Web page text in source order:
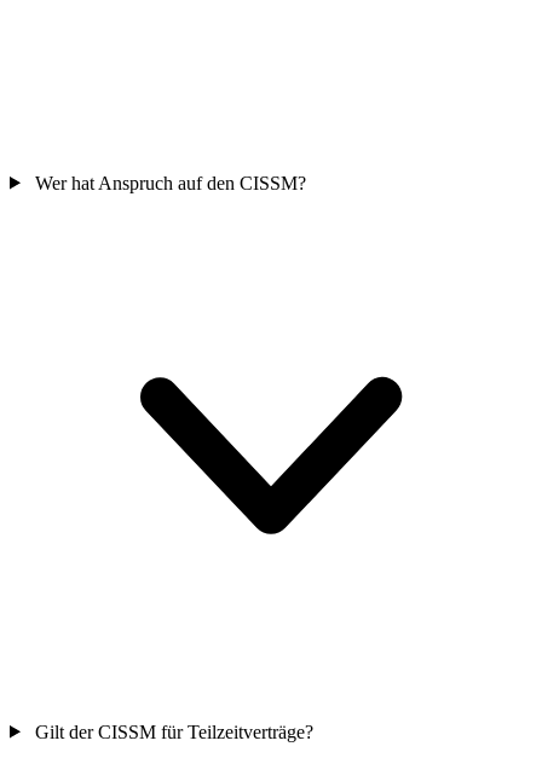
Wer hat Anspruch auf den CISSM?
Gilt der CISSM für Teilzeitverträge?